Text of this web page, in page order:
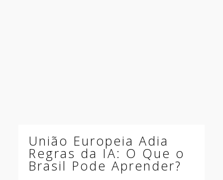
União Europeia Adia
Regras da IA: O Que o
Brasil Pode Aprender?